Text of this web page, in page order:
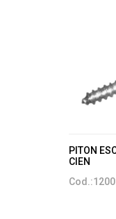
PITON
CIEN